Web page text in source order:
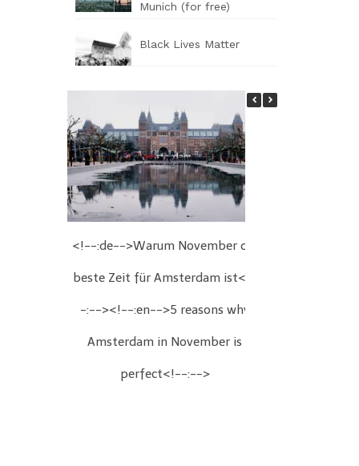
Munich (for free)
Black Lives Matter
<!--:de-->Warum November die
beste Zeit für Amsterdam ist<!-
-:--><!--:en-->5 reasons why
Amsterdam in November is
perfect<!--:-->